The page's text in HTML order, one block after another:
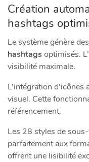
Création
hashtags
Le système génère
hashtagsoptimisés.
visibilité maximale.
L’intégration
visuel. Cette
référencement.
Les 28 styles de
parfaitement aux
offrent une lisibilité